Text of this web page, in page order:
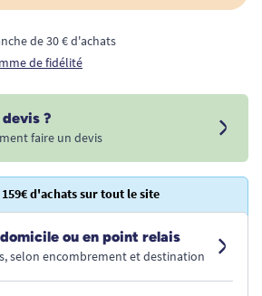
de 30 € d'achats
de fidélité
?
faire un devis
d'achats sur tout le site
ou en point relais
selon encombrement et destination